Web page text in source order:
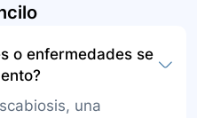
o enfermedades se
una